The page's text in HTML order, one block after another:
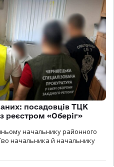
посадовців ТЦК
реєстром «Оберіг»
начальнику районного
начальника й начальнику